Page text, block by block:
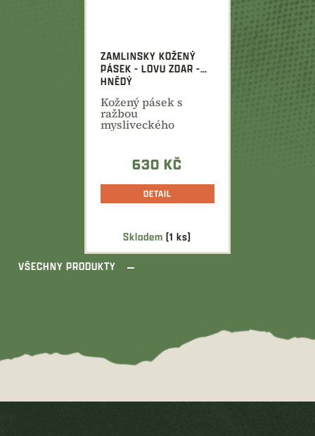
Skladem(1 ks)
ZAMLINSKY KOŽENÝ
PÁSEK - LOVU ZDAR -
HNĚDÝ
Kožený pásek s
ražbou
mysliveckého
motivu. Kvalitní
630 KČ
DETAIL
VŠECHNY PRODUKTY